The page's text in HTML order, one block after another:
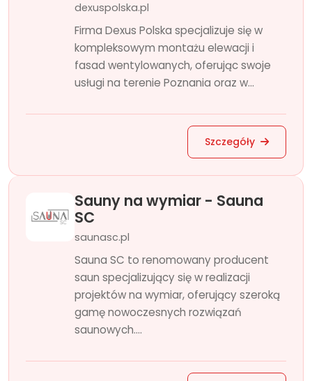
dexuspolska.pl
Firma Dexus Polska specjalizuje się w
kompleksowym montażu elewacji i
fasad wentylowanych, oferując swoje
usługi na terenie Poznania oraz w...
Szczegóły
Sauny na wymiar - Sauna
SC
saunasc.pl
Sauna SC to renomowany producent
saun specjalizujący się w realizacji
projektów na wymiar, oferujący szeroką
gamę nowoczesnych rozwiązań
saunowych....